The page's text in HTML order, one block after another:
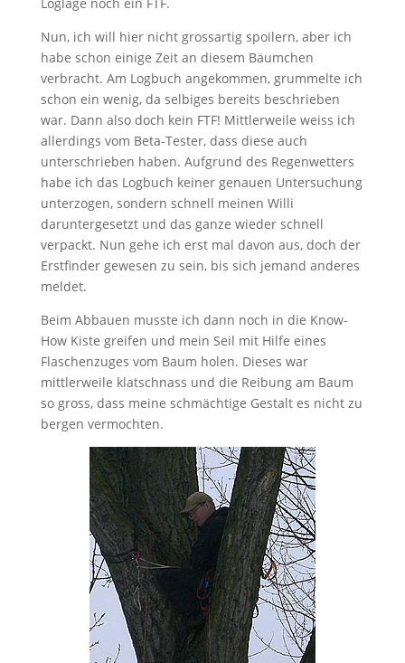
Nun, ich will hier nicht grossartig spoilern, aber ich
habe schon einige Zeit an diesem Bäumchen
verbracht. Am Logbuch angekommen, grummelte ich
schon ein wenig, da selbiges bereits beschrieben
war. Dann also doch kein FTF! Mittlerweile weiss ich
allerdings vom Beta-Tester, dass diese auch
unterschrieben haben. Aufgrund des Regenwetters
habe ich das Logbuch keiner genauen Untersuchung
unterzogen, sondern schnell meinen Willi
daruntergesetzt und das ganze wieder schnell
verpackt. Nun gehe ich erst mal davon aus, doch der
Erstfinder gewesen zu sein, bis sich jemand anderes
meldet.
Beim Abbauen musste ich dann noch in die Know-
How Kiste greifen und mein Seil mit Hilfe eines
Flaschenzuges vom Baum holen. Dieses war
mittlerweile klatschnass und die Reibung am Baum
so gross, dass meine schmächtige Gestalt es nicht zu
bergen vermochten.